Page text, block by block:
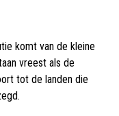
komt van de kleine
vreest als de
tot de landen die